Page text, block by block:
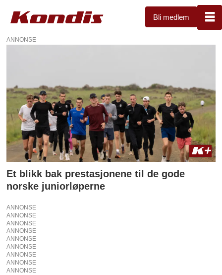
Bli medlem
juniorløpere
ANNONSE
Et blikk bak prestasjonene til de gode
norske juniorløperne
ANNONSE
ANNONSE
ANNONSE
ANNONSE
ANNONSE
ANNONSE
ANNONSE
ANNONSE
ANNONSE